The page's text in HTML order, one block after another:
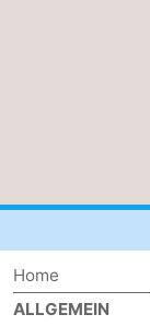
Zee
duinreservaat
Wijk
-
Home
ALLGEMEIN